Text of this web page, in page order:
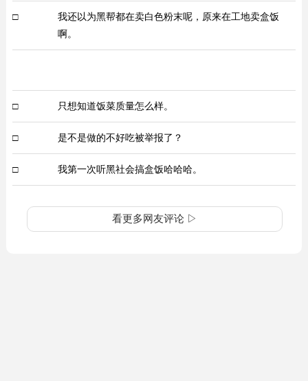
□
我还以为黑帮都在卖白色粉末呢，原来在工地卖盒饭
啊。
□ 只想知道饭菜质量怎么样。
□ 是不是做的不好吃被举报了？
□ 我第一次听黑社会搞盒饭哈哈哈。
看更多网友评论 ▷